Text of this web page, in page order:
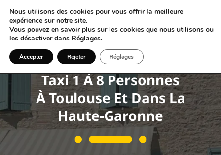
Taxi Van Toulouse
Taxi 1 À 8 Personnes
À Toulouse Et Dans La
Haute-Garonne
Nous utilisons des cookies pour vous offrir la meilleure
expérience sur notre site.
Vous pouvez en savoir plus sur les cookies que nous utilisons ou
les désactiver dans Réglages.
Accepter Rejeter Réglages